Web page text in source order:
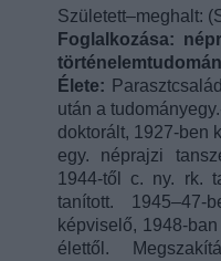
Született–meghalt:
Foglalkozása:
Élete:
után a
doktorált, 1927-ben
egy. néprajzi
1944-től c. ny. rk.
tanított.
képviselő, 1948-
élettől.